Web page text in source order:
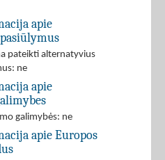
apie
pateikti alternatyvius
ne
apie
galimybės: ne
apie Europos